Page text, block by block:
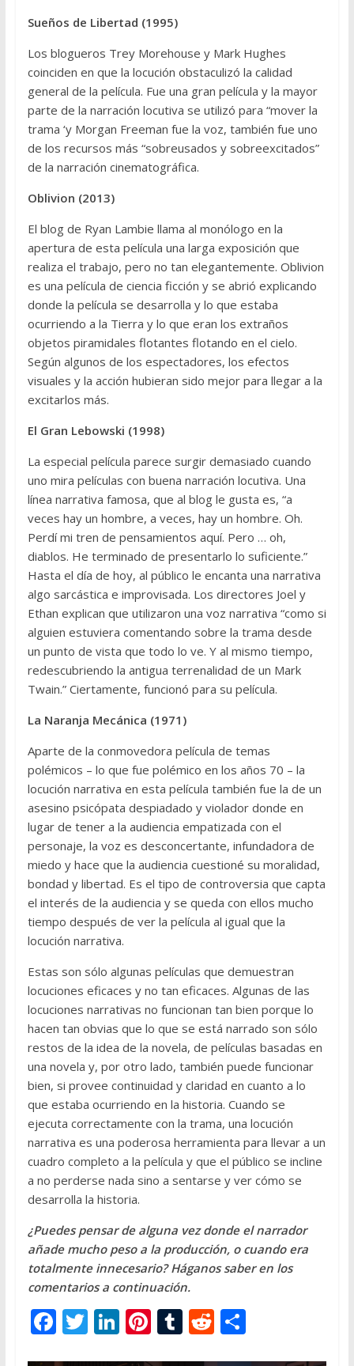
Sueños de Libertad (1995)
Los blogueros Trey Morehouse y Mark Hughes
coinciden en que la locución obstaculizó la calidad
general de la película. Fue una gran película y la mayor
parte de la narración locutiva se utilizó para “mover la
trama ‘y Morgan Freeman fue la voz, también fue uno
de los recursos más “sobreusados y sobreexcitados”
de la narración cinematográfica.
Oblivion (2013)
El blog de Ryan Lambie llama al monólogo en la
apertura de esta película una larga exposición que
realiza el trabajo, pero no tan elegantemente. Oblivion
es una película de ciencia ficción y se abrió explicando
donde la película se desarrolla y lo que estaba
ocurriendo a la Tierra y lo que eran los extraños
objetos piramidales flotantes flotando en el cielo.
Según algunos de los espectadores, los efectos
visuales y la acción hubieran sido mejor para llegar a la
excitarlos más.
El Gran Lebowski (1998)
La especial película parece surgir demasiado cuando
uno mira películas con buena narración locutiva. Una
línea narrativa famosa, que al blog le gusta es, “a
veces hay un hombre, a veces, hay un hombre. Oh.
Perdí mi tren de pensamientos aquí. Pero … oh,
diablos. He terminado de presentarlo lo suficiente.”
Hasta el día de hoy, al público le encanta una narrativa
algo sarcástica e improvisada. Los directores Joel y
Ethan explican que utilizaron una voz narrativa “como si
alguien estuviera comentando sobre la trama desde
un punto de vista que todo lo ve. Y al mismo tiempo,
redescubriendo la antigua terrenalidad de un Mark
Twain.” Ciertamente, funcionó para su película.
La Naranja Mecánica (1971)
Aparte de la conmovedora película de temas
polémicos – lo que fue polémico en los años 70 – la
locución narrativa en esta película también fue la de un
asesino psicópata despiadado y violador donde en
lugar de tener a la audiencia empatizada con el
personaje, la voz es desconcertante, infundadora de
miedo y hace que la audiencia cuestioné su moralidad,
bondad y libertad. Es el tipo de controversia que capta
el interés de la audiencia y se queda con ellos mucho
tiempo después de ver la película al igual que la
locución narrativa.
Estas son sólo algunas películas que demuestran
locuciones eficaces y no tan eficaces. Algunas de las
locuciones narrativas no funcionan tan bien porque lo
hacen tan obvias que lo que se está narrado son sólo
restos de la idea de la novela, de películas basadas en
una novela y, por otro lado, también puede funcionar
bien, si provee continuidad y claridad en cuanto a lo
que estaba ocurriendo en la historia. Cuando se
ejecuta correctamente con la trama, una locución
narrativa es una poderosa herramienta para llevar a un
cuadro completo a la película y que el público se incline
a no perderse nada sino a sentarse y ver cómo se
desarrolla la historia.
¿Puedes pensar de alguna vez donde el narrador
añade mucho peso a la producción, o cuando era
totalmente innecesario? Háganos saber en los
comentarios a continuación.
F T Li Pi T R S